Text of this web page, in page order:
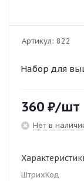
Артикул: 822
Набор для
360 ₽/шт
Нет в
ШтрихКод